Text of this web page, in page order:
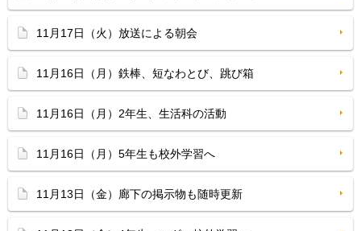
11月17日（火）放送による朝会
11月16日（月）鉄棒、短なわとび、跳び箱
11月16日（月）2年生、生活科の活動
11月16日（月）5年生も校外学習へ
11月13日（金）廊下の掲示物も随時更新